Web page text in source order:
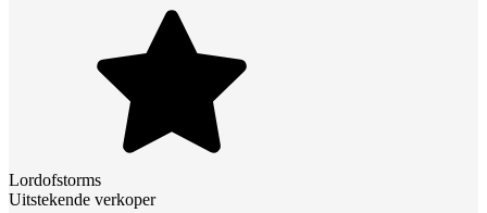
Lordofstorms
Uitstekende verkoper